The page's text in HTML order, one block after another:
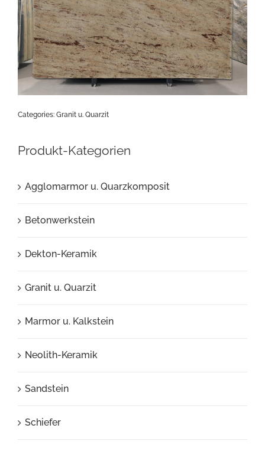
Categories: Granit u. Quarzit
Produkt-Kategorien
Agglomarmor u. Quarzkomposit
Betonwerkstein
Dekton-Keramik
Granit u. Quarzit
Marmor u. Kalkstein
Neolith-Keramik
Sandstein
Schiefer